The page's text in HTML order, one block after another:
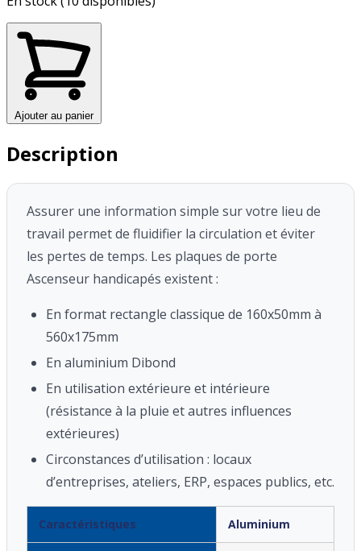
Ajouter au panier
Description
Assurer une information simple sur votre lieu de
travail permet de fluidifier la circulation et éviter
les pertes de temps. Les plaques de porte
Ascenseur handicapés existent :
En format rectangle classique de 160x50mm à
560x175mm
En aluminium Dibond
En utilisation extérieure et intérieure
(résistance à la pluie et autres influences
extérieures)
Circonstances d’utilisation : locaux
d’entreprises, ateliers, ERP, espaces publics, etc.
Caractéristiques Aluminium